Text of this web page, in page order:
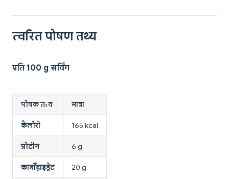
त्वरित पोषण तथ्य
प्रति 100 g सर्विंग
पोषक तत्व मात्रा
कैलोरी 165 kcal
प्रोटीन 6 g
कार्बोहाइड्रेट 20 g